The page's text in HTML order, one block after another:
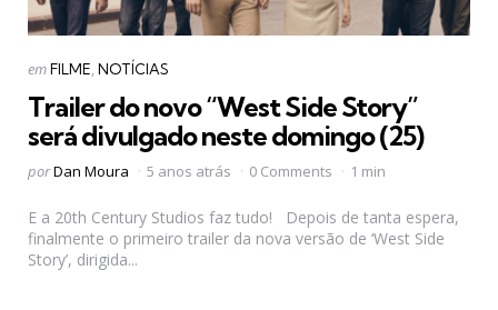
Categorias
Postado
emFILME NOTÍCIAS
Trailer do novo “West Side Story”
será divulgado neste domingo (25)
Postado
porDan Moura 5 anos atrás 0 Comments 1 min
E a 20th Century Studios faz tudo! Depois de tanta espera,
finalmente o primeiro trailer da nova versão de ‘West Side
Story’, dirigida...